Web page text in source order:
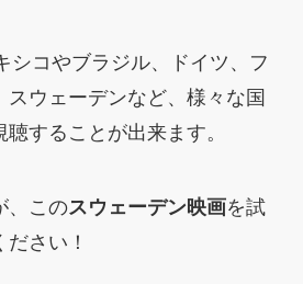
シコやブラジル、ドイツ、フ
スウェーデンなど、様々な国
することが出来ます。
、このスウェーデン映画を試
さい！